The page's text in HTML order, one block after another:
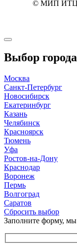
© МИП ИТЦ
Выбор
Москва
Санкт-Петербург
Новосибирск
Екатеринбург
Казань
Челябинск
Красноярск
Тюмень
Уфа
Ростов-на-Дону
Краснодар
Воронеж
Пермь
Волгоград
Саратов
Сбросить выбор
Заполните форму,